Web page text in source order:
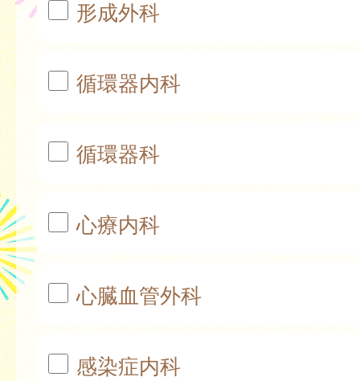
形成外科
循環器内科
循環器科
心療内科
心臓血管外科
感染症内科